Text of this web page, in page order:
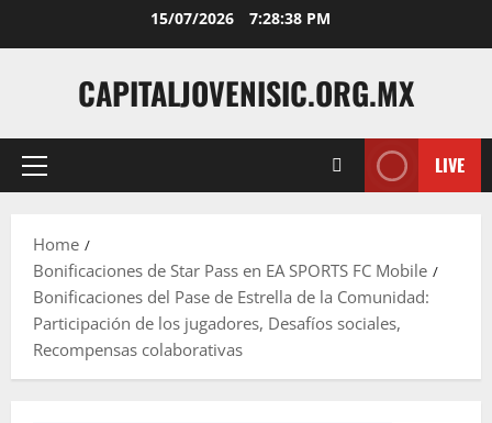
15/07/2026 7:28:39 PM
CAPITALJOVENISIC.ORG.MX
Primary
LIVE
Home
Bonificaciones de Star Pass en EA SPORTS FC Mobile
Bonificaciones del Pase de Estrella de la Comunidad:
Participación de los jugadores, Desafíos sociales,
Recompensas colaborativas